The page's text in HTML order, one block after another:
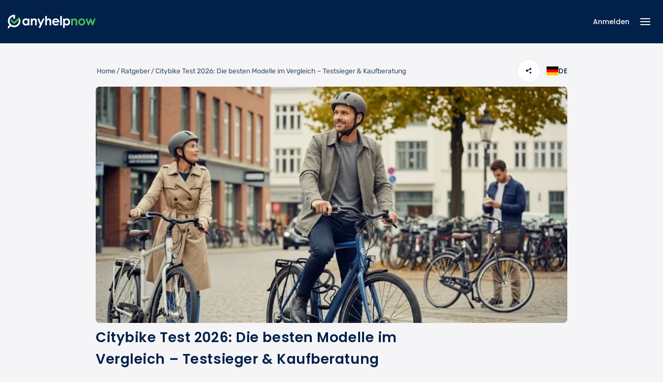
Anmelden
Home/Ratgeber/Citybike Test 2026: Die besten Modelle im Vergleich – Testsieger & Kaufberatung DE
Citybike Test 2026: Die besten Modelle im
Vergleich – Testsieger & Kaufberatung